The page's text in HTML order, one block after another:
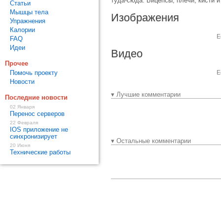
Изображения
Видео
▾ Лучшие комментарии
▾ Остальные комментарии
Статьи
Мышцы тела
Упражнения
Калории
FAQ
Идеи
Прочее
Помочь проекту
Новости
Последние новости
02 Января
Перенос серверов
22 Февраля
IOS приложение не
синхронизирует
20 Июня
Технические работы